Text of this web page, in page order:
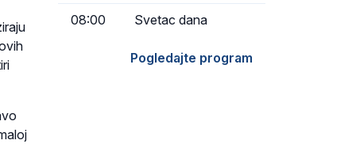
08:00 Svetac dana
Pogledajte program